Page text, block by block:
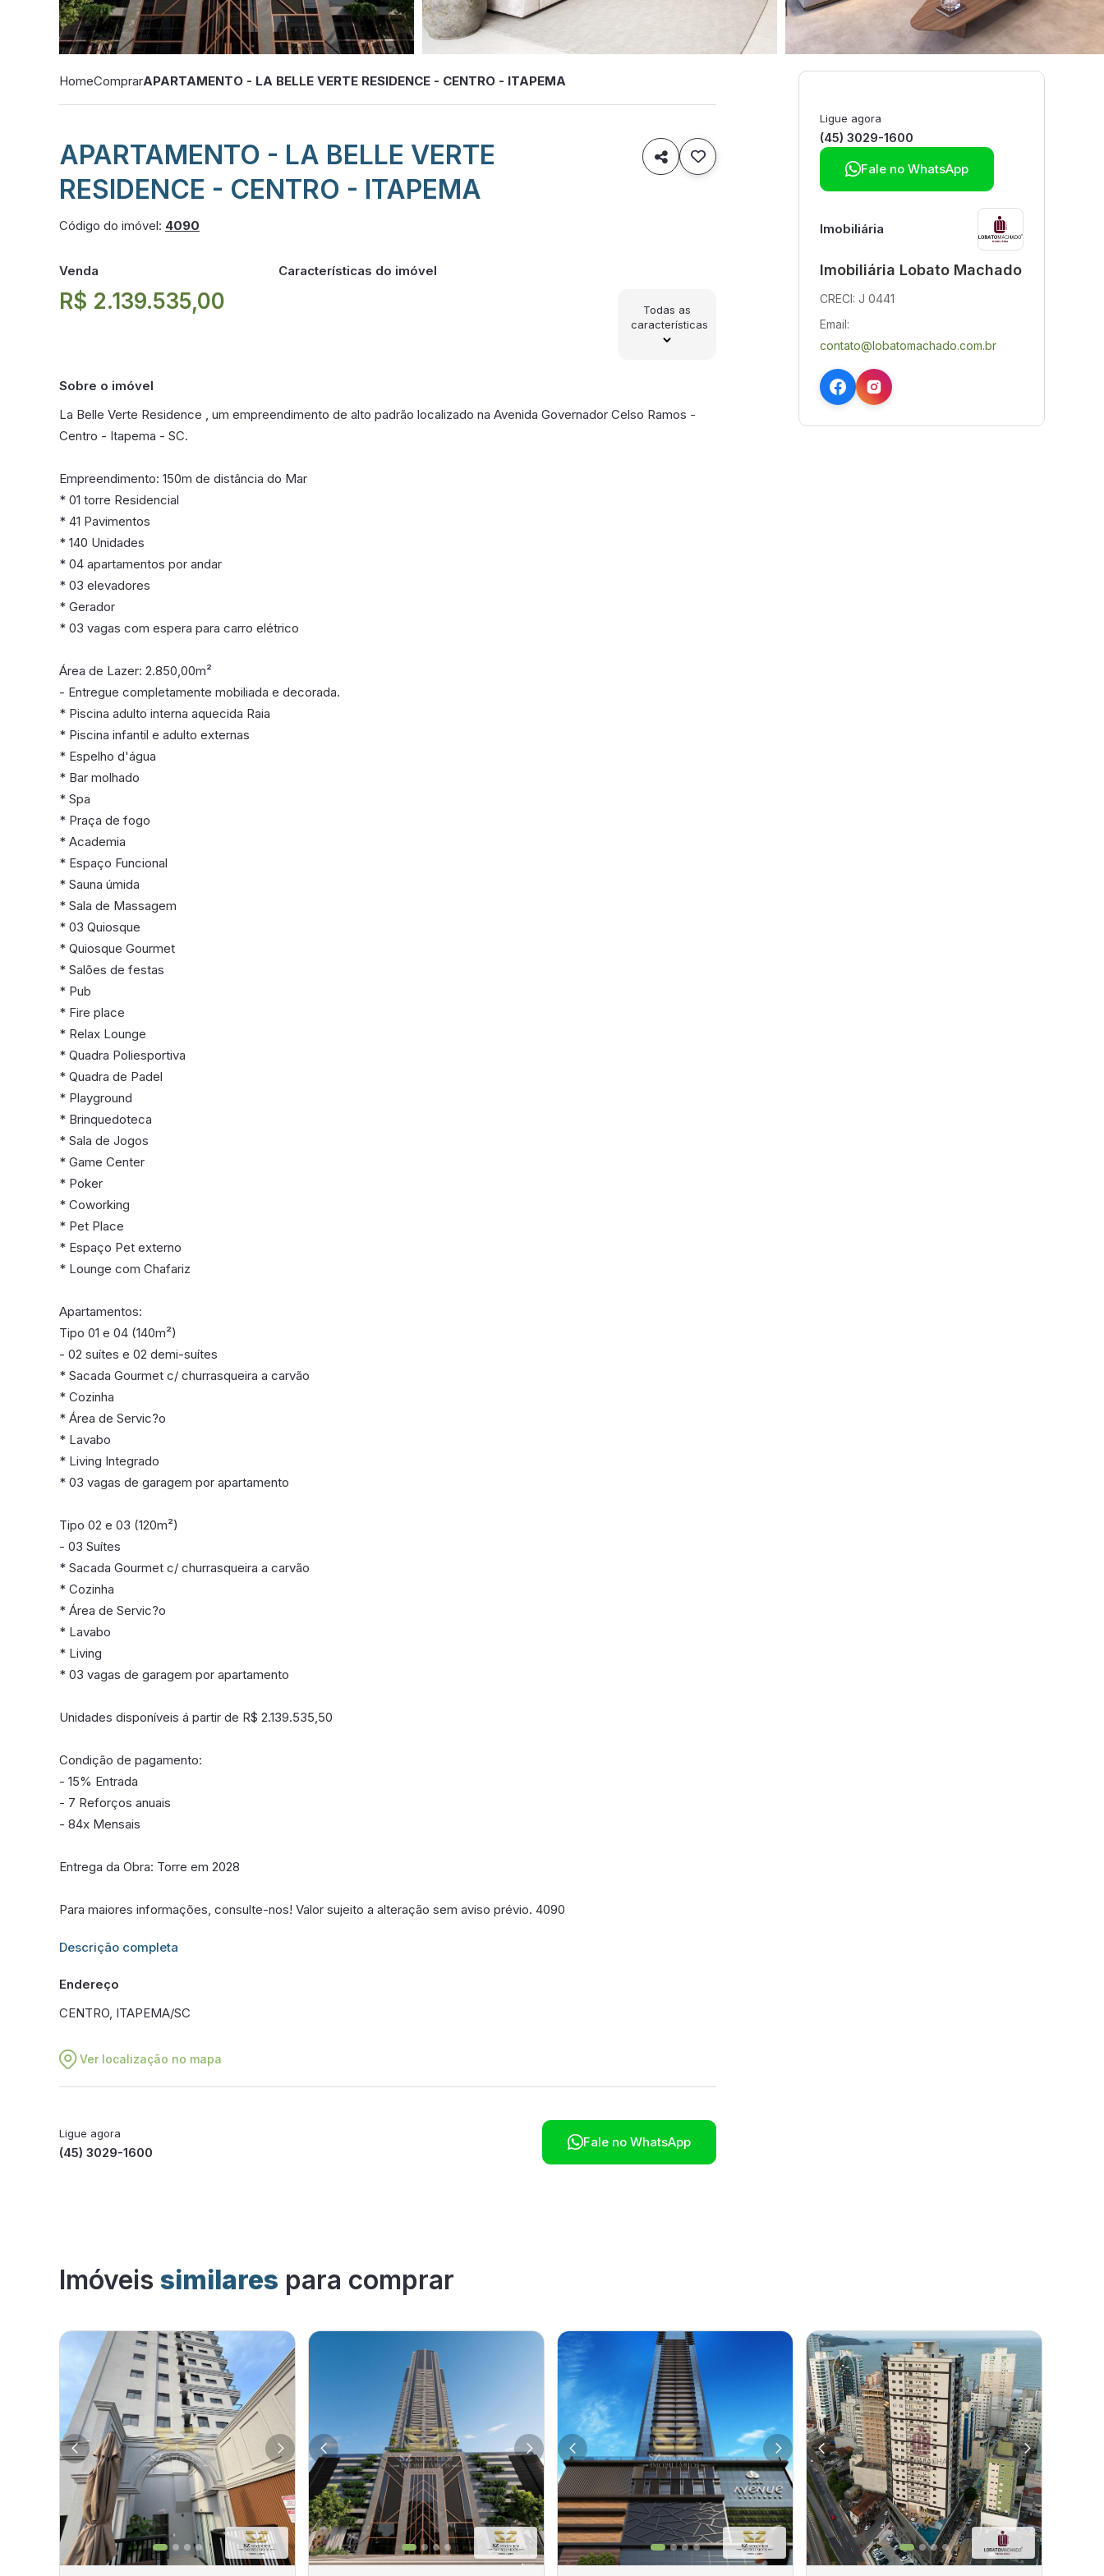
HomeComprarAPARTAMENTO - LA BELLE VERTE RESIDENCE - CENTRO - ITAPEMA
APARTAMENTO - LA BELLE VERTE
RESIDENCE - CENTRO - ITAPEMA

Código do imóvel: 4090
Venda
R$ 2.139.535,00
Características do imóvel
Todas as
características
Sobre o imóvel
La Belle Verte Residence , um empreendimento de alto padrão localizado na Avenida Governador Celso Ramos -
Centro - Itapema - SC.
Empreendimento: 150m de distância do Mar
* 01 torre Residencial
* 41 Pavimentos
* 140 Unidades
* 04 apartamentos por andar
* 03 elevadores
* Gerador
* 03 vagas com espera para carro elétrico
Área de Lazer: 2.850,00m²
- Entregue completamente mobiliada e decorada.
* Piscina adulto interna aquecida Raia
* Piscina infantil e adulto externas
* Espelho d'água
* Bar molhado
* Spa
* Praça de fogo
* Academia
* Espaço Funcional
* Sauna úmida
* Sala de Massagem
* 03 Quiosque
* Quiosque Gourmet
* Salões de festas
* Pub
* Fire place
* Relax Lounge
* Quadra Poliesportiva
* Quadra de Padel
* Playground
* Brinquedoteca
* Sala de Jogos
* Game Center
* Poker
* Coworking
* Pet Place
* Espaço Pet externo
* Lounge com Chafariz
Apartamentos:
Tipo 01 e 04 (140m²)
- 02 suítes e 02 demi-suítes
* Sacada Gourmet c/ churrasqueira a carvão
* Cozinha
* Área de Servic?o
* Lavabo
* Living Integrado
* 03 vagas de garagem por apartamento
Tipo 02 e 03 (120m²)
- 03 Suítes
* Sacada Gourmet c/ churrasqueira a carvão
* Cozinha
* Área de Servic?o
* Lavabo
* Living
* 03 vagas de garagem por apartamento
Unidades disponíveis á partir de R$ 2.139.535,50
Condição de pagamento:
- 15% Entrada
- 7 Reforços anuais
- 84x Mensais
Entrega da Obra: Torre em 2028
Para maiores informações, consulte-nos! Valor sujeito a alteração sem aviso prévio. 4090
Informações adicionais sobre este imóvel estarão disponíveis em breve.
Descrição completa
Endereço
CENTRO, ITAPEMA/SC
Ver localização no mapa
Ligue agora
(45) 3029-1600
Fale no WhatsApp
Ligue agora
(45) 3029-1600
Fale no WhatsApp
Imobiliária
Imobiliária Lobato Machado
CRECI: J 0441
Email:
contato@lobatomachado.com.br
Imóveis similares para comprar